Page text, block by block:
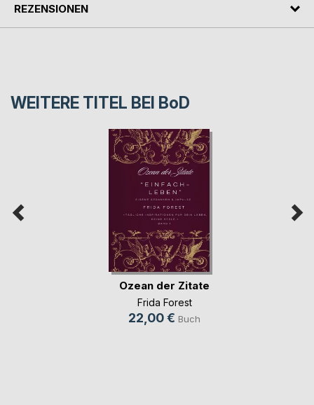
REZENSIONEN
WEITERE TITEL BEI BoD
Ozean der Zitate
Frida Forest
22,00 € Buch